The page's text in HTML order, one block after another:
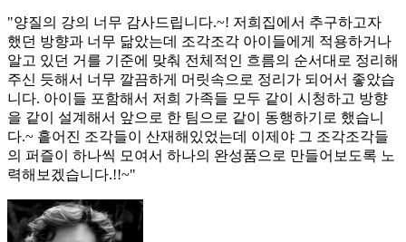
"양질의 강의 너무 감사드립니다.~! 저희집에서 추구하고자
했던 방향과 너무 닮았는데 조각조각 아이들에게 적용하거나
알고 있던 거를 기준에 맞춰 전체적인 흐름의 순서대로 정리해
주신 듯해서 너무 깔끔하게 머릿속으로 정리가 되어서 좋았습
니다. 아이들 포함해서 저희 가족들 모두 같이 시청하고 방향
을 같이 설계해서 앞으로 한 팀으로 같이 동행하기로 했습니
다.~ 흩어진 조각들이 산재해있었는데 이제야 그 조각조각들
의 퍼즐이 하나씩 모여서 하나의 완성품으로 만들어보도록 노
력해보겠습니다.!!~"